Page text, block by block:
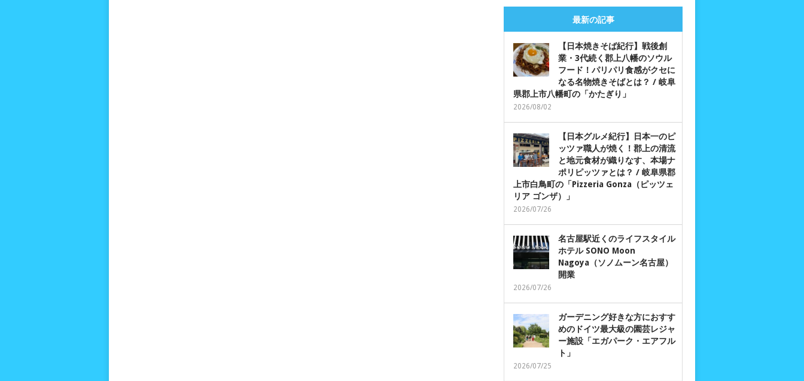
最新の記事
【日本焼きそば紀行】戦後創
業・3代続く郡上八幡のソウル
フード！パリパリ食感がクセに
なる名物焼きそばとは？ / 岐阜
県郡上市八幡町の「かたぎり」
2026/08/02
【日本グルメ紀行】日本一のピ
ッツァ職人が焼く！郡上の清流
と地元食材が織りなす、本場ナ
ポリピッツァとは？ / 岐阜県郡
上市白鳥町の「Pizzeria Gonza（ピッツェ
リア ゴンザ）」
2026/07/26
名古屋駅近くのライフスタイル
ホテル SONO Moon
Nagoya（ソノムーン名古屋）
開業
2026/07/26
ガーデニング好きな方におすす
めのドイツ最大級の園芸レジャ
ー施設「エガパーク・エアフル
ト」
2026/07/25